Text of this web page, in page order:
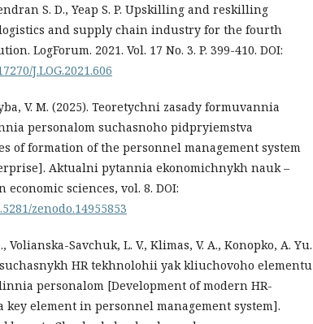
S. D., Yeap S. P. Upskilling and reskilling
and supply chain industry for the fourth
LogForum. 2021. Vol. 17 No. 3. P. 399-410. DOI:
J.LOG.2021.606
V. M. (2025). Teoretychni zasady formuvannia
personalom suchasnoho pidpryiemstva
of formation of the personnel management system
Aktualni pytannia ekonomichnykh nauk –
sciences, vol. 8. DOI:
zenodo.14955853
Volianska-Savchuk, L. V., Klimas, V. A., Konopko, A. Yu.
suchasnykh HR tekhnolohii yak kliuchovoho elementu
personalom [Development of modern HR-
key element in personnel management system].